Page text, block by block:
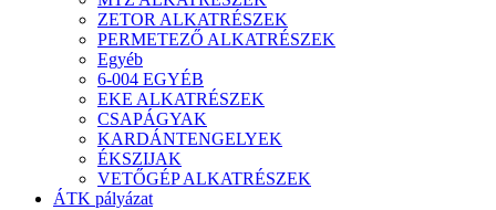
ZETOR ALKATRÉSZEK
PERMETEZŐ ALKATRÉSZEK
Egyéb
6-004 EGYÉB
EKE ALKATRÉSZEK
CSAPÁGYAK
KARDÁNTENGELYEK
ÉKSZIJAK
VETŐGÉP ALKATRÉSZEK
ÁTK pályázat